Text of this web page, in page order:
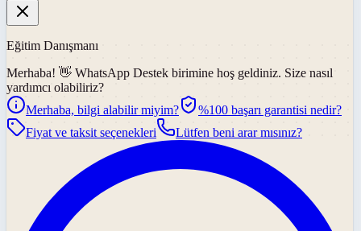
Eğitim Danışmanı
Merhaba! 👋 WhatsApp Destek birimine hoş geldiniz. Size nasıl
yardımcı olabiliriz?
Merhaba, bilgi alabilir miyim?
%100 başarı garantisi nedir?
Fiyat ve taksit seçenekleri
Lütfen beni arar mısınız?